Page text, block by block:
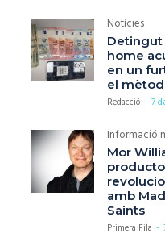
Notícies
Detingut
home
en un
el
Redacció - 7
Informació
Mor
amb
Saints
Primera Fila -